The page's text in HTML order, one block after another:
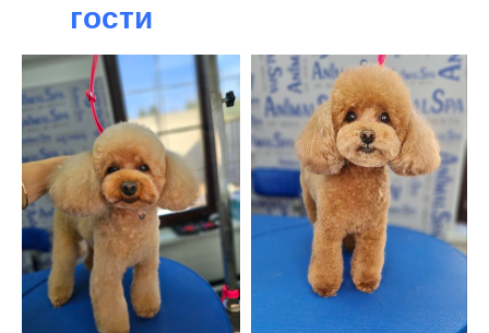
гости